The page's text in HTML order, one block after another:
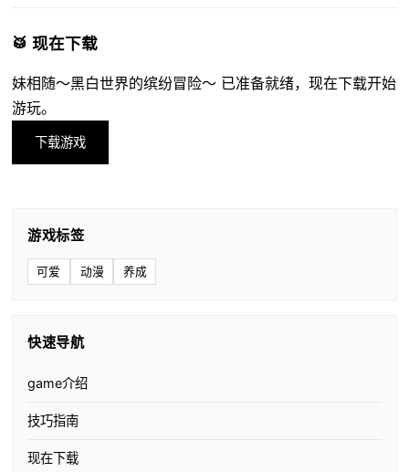
🥁 现在下载
妹相随～黑白世界的缤纷冒险～ 已准备就绪，现在下载开始
游玩。
下载游戏
游戏标签
可爱 动漫 养成
快速导航
game介绍
技巧指南
现在下载